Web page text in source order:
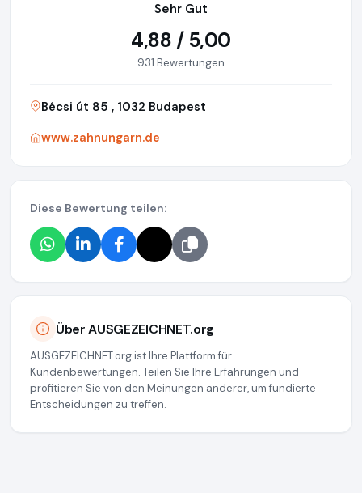
Sehr Gut
4,88 / 5,00
931 Bewertungen
Bécsi út 85 , 1032 Budapest
www.zahnungarn.de
Diese Bewertung teilen:
Über AUSGEZEICHNET.org
AUSGEZEICHNET.org ist Ihre Plattform für
Kundenbewertungen. Teilen Sie Ihre Erfahrungen und
profitieren Sie von den Meinungen anderer, um fundierte
Entscheidungen zu treffen.